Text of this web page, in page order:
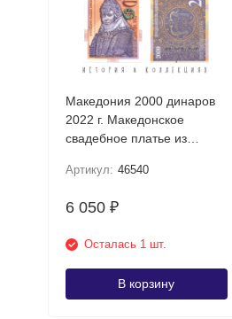
Македония 2000 динаров
2022 г. Македонское
свадебное платье из
Артикул: 46540
6 050 ₽
Осталась 1 шт.
В корзину